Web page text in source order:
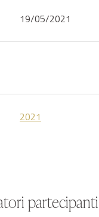
19/05/2021
2021
partecipanti